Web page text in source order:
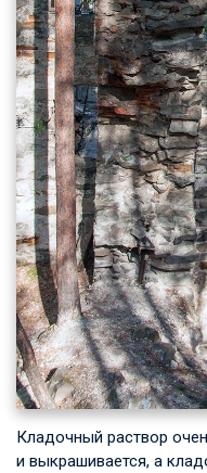
Кладочный раствор
и выкрашивается, а